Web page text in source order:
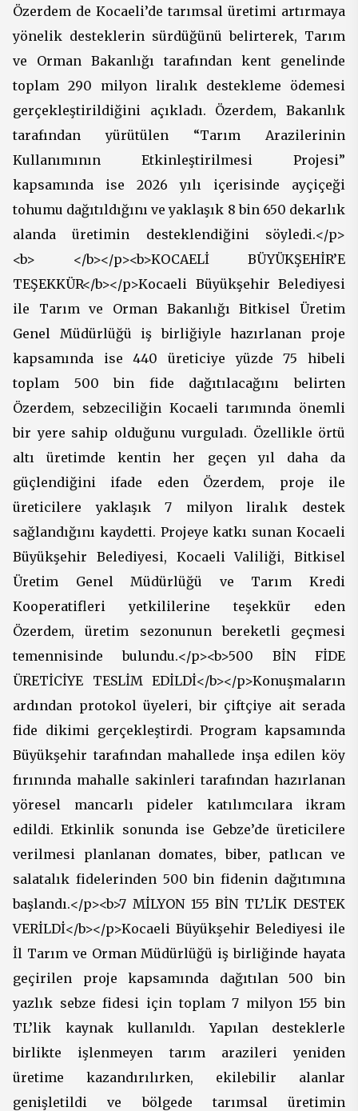
Özerdem de Kocaeli’de tarımsal üretimi artırmaya
yönelik desteklerin sürdüğünü belirterek, Tarım
ve Orman Bakanlığı tarafından kent genelinde
toplam 290 milyon liralık destekleme ödemesi
gerçekleştirildiğini açıkladı. Özerdem, Bakanlık
tarafından yürütülen “Tarım Arazilerinin
Kullanımının Etkinleştirilmesi Projesi”
kapsamında ise 2026 yılı içerisinde ayçiçeği
tohumu dağıtıldığını ve yaklaşık 8 bin 650 dekarlık
alanda üretimin desteklendiğini söyledi.</p>
<b> </b></p><b>KOCAELİ BÜYÜKŞEHİR’E
TEŞEKKÜR</b></p>Kocaeli Büyükşehir Belediyesi
ile Tarım ve Orman Bakanlığı Bitkisel Üretim
Genel Müdürlüğü iş birliğiyle hazırlanan proje
kapsamında ise 440 üreticiye yüzde 75 hibeli
toplam 500 bin fide dağıtılacağını belirten
Özerdem, sebzeciliğin Kocaeli tarımında önemli
bir yere sahip olduğunu vurguladı. Özellikle örtü
altı üretimde kentin her geçen yıl daha da
güçlendiğini ifade eden Özerdem, proje ile
üreticilere yaklaşık 7 milyon liralık destek
sağlandığını kaydetti. Projeye katkı sunan Kocaeli
Büyükşehir Belediyesi, Kocaeli Valiliği, Bitkisel
Üretim Genel Müdürlüğü ve Tarım Kredi
Kooperatifleri yetkililerine teşekkür eden
Özerdem, üretim sezonunun bereketli geçmesi
temennisinde bulundu.</p><b>500 BİN FİDE
ÜRETİCİYE TESLİM EDİLDİ</b></p>Konuşmaların
ardından protokol üyeleri, bir çiftçiye ait serada
fide dikimi gerçekleştirdi. Program kapsamında
Büyükşehir tarafından mahallede inşa edilen köy
fırınında mahalle sakinleri tarafından hazırlanan
yöresel mancarlı pideler katılımcılara ikram
edildi. Etkinlik sonunda ise Gebze’de üreticilere
verilmesi planlanan domates, biber, patlıcan ve
salatalık fidelerinden 500 bin fidenin dağıtımına
başlandı.</p><b>7 MİLYON 155 BİN TL’LİK DESTEK
VERİLDİ</b></p>Kocaeli Büyükşehir Belediyesi ile
İl Tarım ve Orman Müdürlüğü iş birliğinde hayata
geçirilen proje kapsamında dağıtılan 500 bin
yazlık sebze fidesi için toplam 7 milyon 155 bin
TL’lik kaynak kullanıldı. Yapılan desteklerle
birlikte işlenmeyen tarım arazileri yeniden
üretime kazandırılırken, ekilebilir alanlar
genişletildi ve bölgede tarımsal üretimin